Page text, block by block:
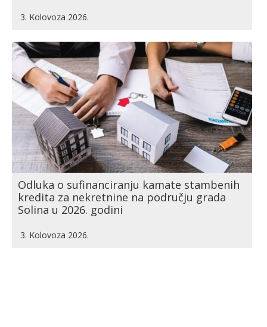
3. Kolovoza 2026.
Odluka o sufinanciranju kamate stambenih
kredita za nekretnine na području grada
Solina u 2026. godini
3. Kolovoza 2026.